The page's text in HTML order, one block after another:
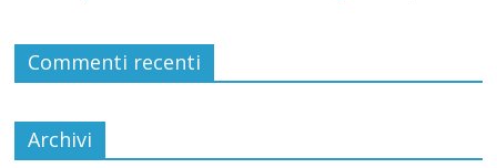
Commenti recenti
Archivi